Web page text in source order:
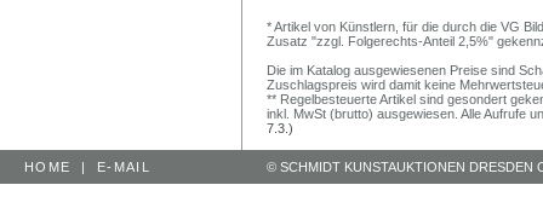
* Artikel von Künstlern, für die durch die VG
Zusatz "zzgl. Folgerechts-Anteil 2,5%"
Die im Katalog ausgewiesenen Preise sind
Zuschlagspreis wird damit keine
** Regelbesteuerte Artikel sind gesondert
inkl. MwSt (brutto) ausgewiesen. Alle Aufrufe
7.3.)
HOME | E-MAIL © SCHMIDT KUNSTAUKTIONEN DRESDEN